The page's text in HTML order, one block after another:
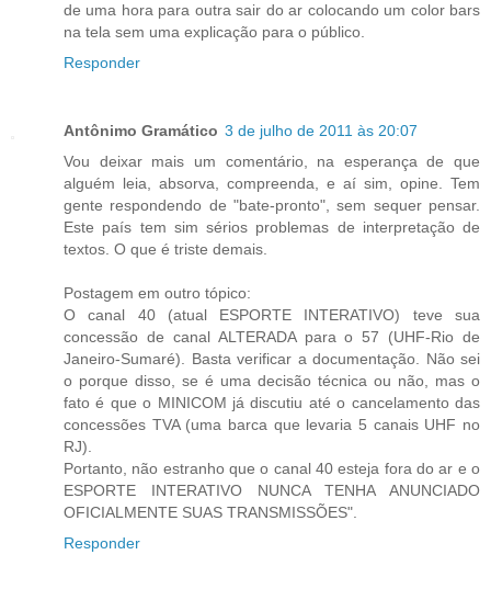
de uma hora para outra sair do ar colocando um color bars
na tela sem uma explicação para o público.
Responder
Antônimo Gramático 3 de julho de 2011 às 20:07
Vou deixar mais um comentário, na esperança de que
alguém leia, absorva, compreenda, e aí sim, opine. Tem
gente respondendo de "bate-pronto", sem sequer pensar.
Este país tem sim sérios problemas de interpretação de
textos. O que é triste demais.
Postagem em outro tópico:
O canal 40 (atual ESPORTE INTERATIVO) teve sua
concessão de canal ALTERADA para o 57 (UHF-Rio de
Janeiro-Sumaré). Basta verificar a documentação. Não sei
o porque disso, se é uma decisão técnica ou não, mas o
fato é que o MINICOM já discutiu até o cancelamento das
concessões TVA (uma barca que levaria 5 canais UHF no
RJ).
Portanto, não estranho que o canal 40 esteja fora do ar e o
ESPORTE INTERATIVO NUNCA TENHA ANUNCIADO
OFICIALMENTE SUAS TRANSMISSÕES".
Responder